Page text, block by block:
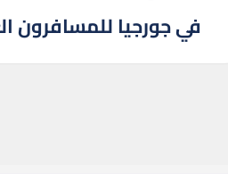
في جورجيا للمسافرون